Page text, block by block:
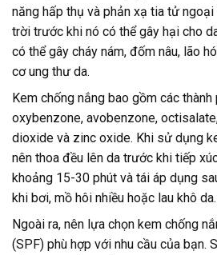
năng hấp thụ và phản xạ tia tử
trời trước khi nó có thể gây hại cho
có thể gây cháy nám, đốm nâu, lão
cơ ung thư da.
Kem chống nắng bao gồm các
oxybenzone, avobenzone,
dioxide và zinc oxide. Khi sử dụng
nên thoa đều lên da trước khi tiếp
khoảng 15-30 phút và tái áp dụng
khi bơi, mồ hôi nhiều hoặc lau khô da.
Ngoài ra, nên lựa chọn kem chống
(SPF) phù hợp với nhu cầu của bạn.